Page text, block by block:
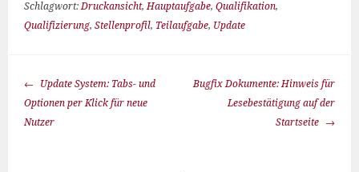
Schlagwort:Druckansicht,Hauptaufgabe,Qualifikation,
Qualifizierung,Stellenprofil, Teilaufgabe, Update
Update System: Tabs- und
Optionen per Klick für neue
Nutzer
Bugfix Dokumente: Hinweis für
Lesebestätigung auf der
Startseite